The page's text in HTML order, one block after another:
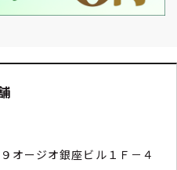
オージオ銀座ビル１Ｆ－４